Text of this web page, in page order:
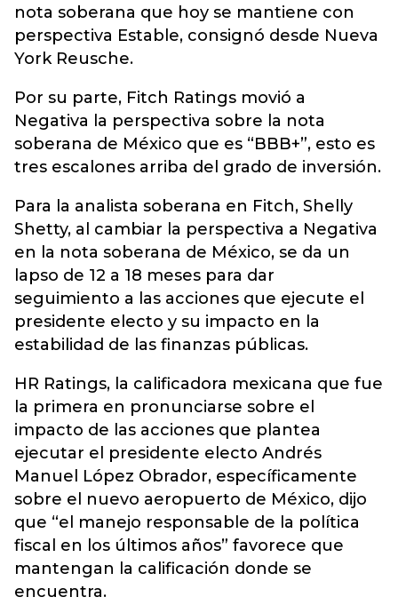
nota soberana que hoy se mantiene con
perspectiva Estable, consignó desde Nueva
York Reusche.
Por su parte, Fitch Ratings movió a
Negativa la perspectiva sobre la nota
soberana de México que es “BBB+”, esto es
tres escalones arriba del grado de inversión.
Para la analista soberana en Fitch, Shelly
Shetty, al cambiar la perspectiva a Negativa
en la nota soberana de México, se da un
lapso de 12 a 18 meses para dar
seguimiento a las acciones que ejecute el
presidente electo y su impacto en la
estabilidad de las finanzas públicas.
HR Ratings, la calificadora mexicana que fue
la primera en pronunciarse sobre el
impacto de las acciones que plantea
ejecutar el presidente electo Andrés
Manuel López Obrador, específicamente
sobre el nuevo aeropuerto de México, dijo
que “el manejo responsable de la política
fiscal en los últimos años” favorece que
mantengan la calificación donde se
encuentra.